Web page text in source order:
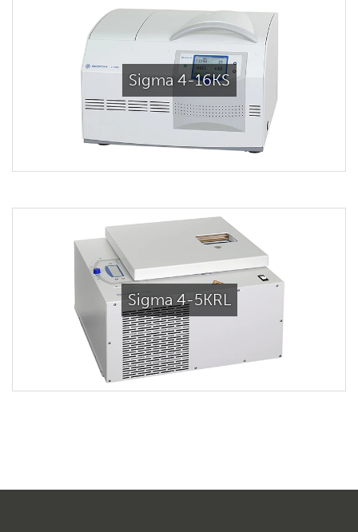
Sigma 4-16KS
Sigma 4-5KRL